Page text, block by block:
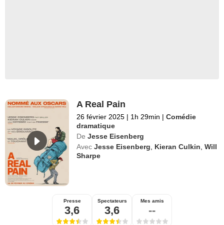
A Real Pain
26 février 2025 | 1h 29min | Comédie
dramatique
De Jesse Eisenberg
Avec Jesse Eisenberg Kieran Culkin ,Will
Sharpe
Presse
3,6
Spectateurs
3,6
Mes amis
--